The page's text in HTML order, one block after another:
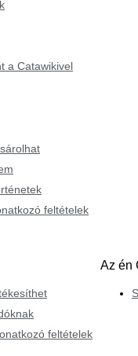
a Catawikivel
feltételek
feltételek
Az én